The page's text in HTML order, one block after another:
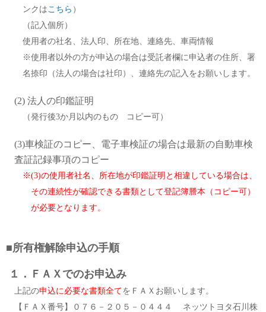
ンクは こちら ）
（記入個所）
使用者の社名、法人印、所在地、連絡先、車両情報
※使用者以外の方が申込の場合は受託者欄に申込者の住所、署
名捺印（法人の場合は社印）、連絡先の記入をお願いします。
(2) 法人の印鑑証明
（発行後3か月以内のもの コピー可）
(3)車検証のコピー、電子車検証の場合は最新の自動車検
査証記録事項のコピー
※(3)の使用者社名、所在地が印鑑証明と相違している場合は、
その連続性が確認できる書類として登記簿謄本（コピー可）
が必要となります。
■所有権解除申込の手順
１．ＦＡＸでのお申込み
上記の申込に必要な書類全てをＦＡＸお願いします。
【ＦＡＸ番号】０７６－２０５－０４４４ ネッツトヨタ石川株